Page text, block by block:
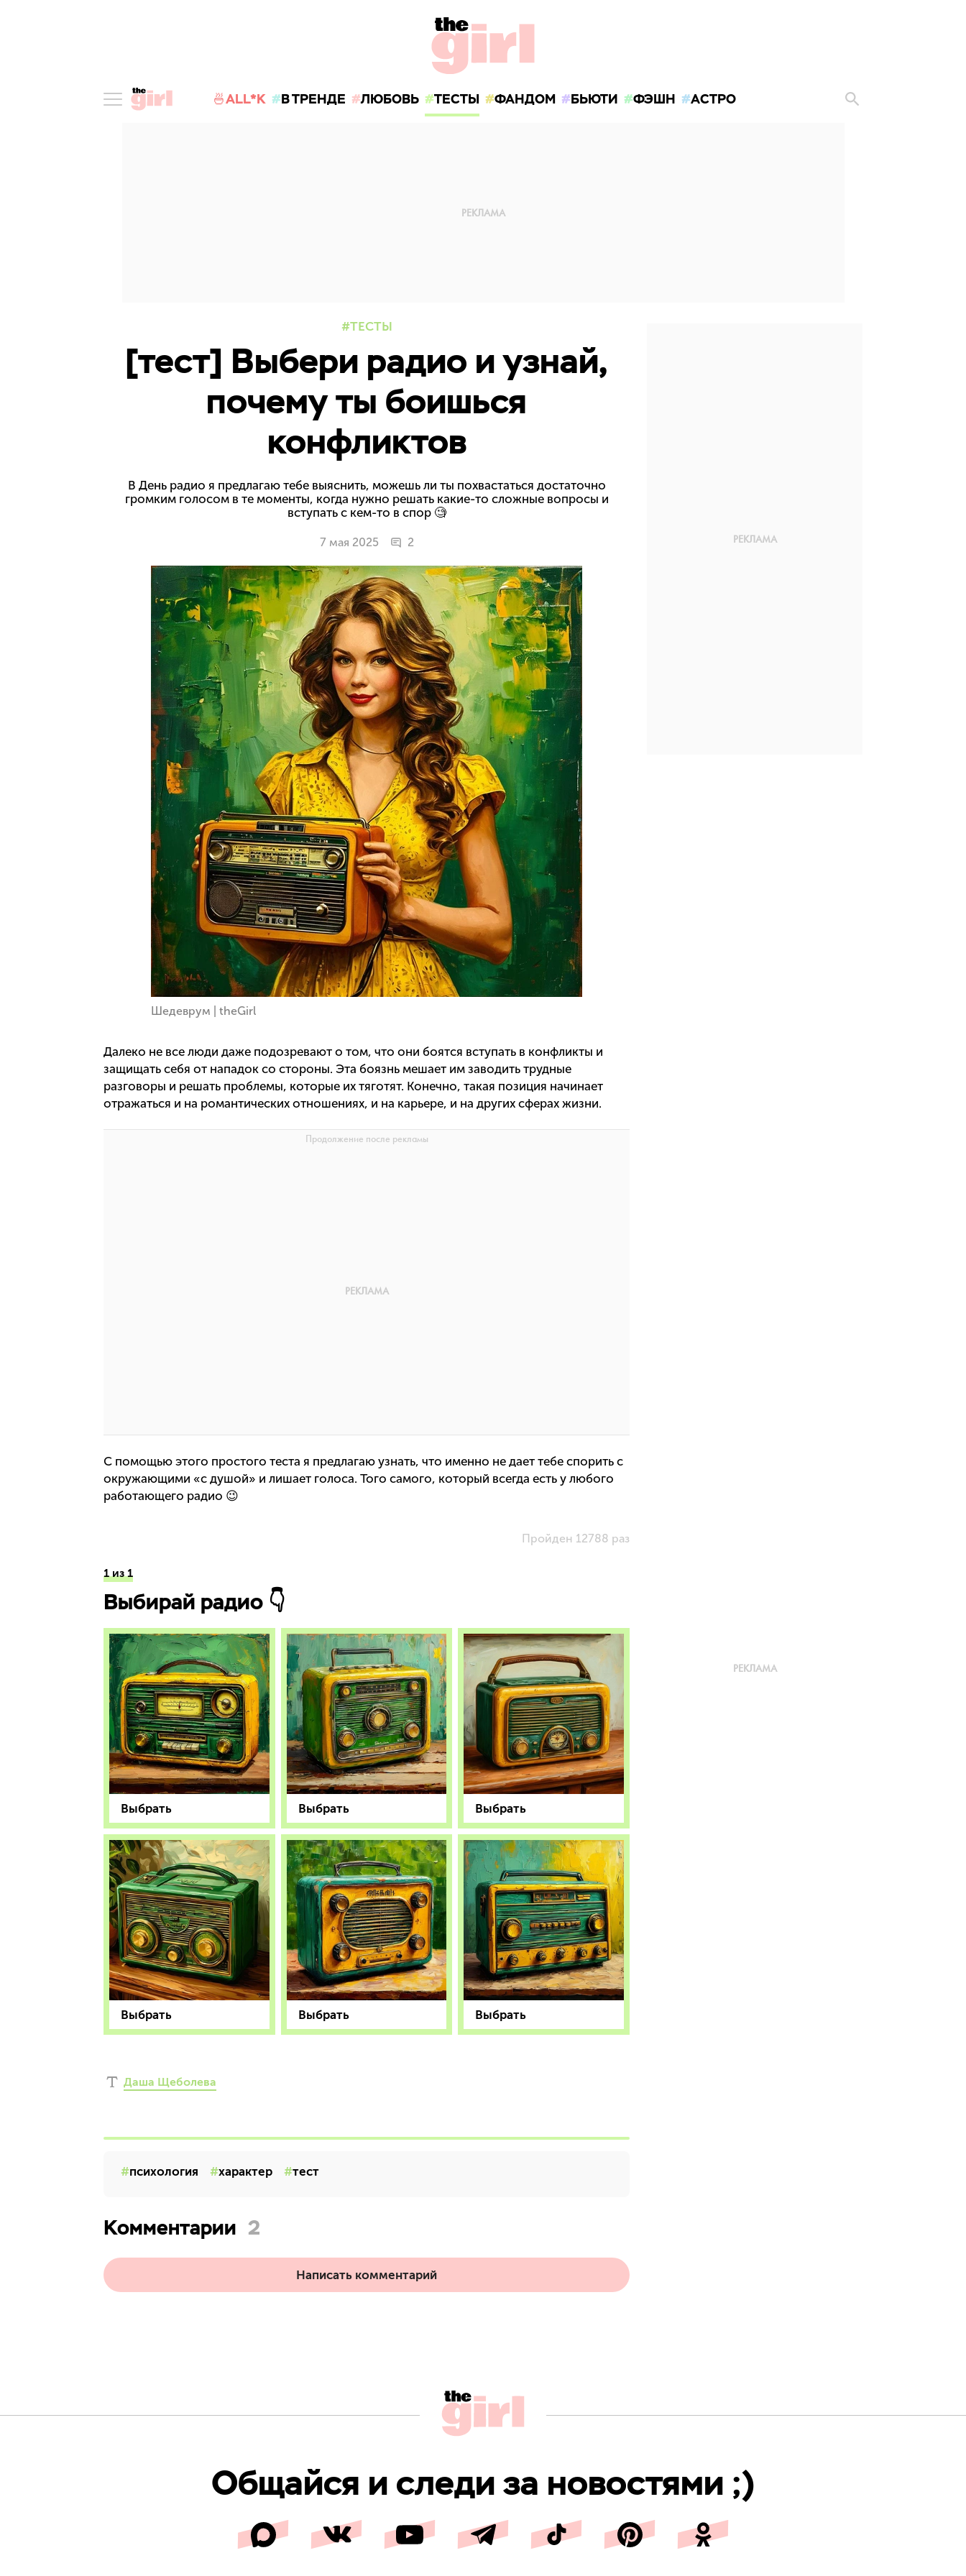
🍜ALL*K В ТРЕНДЕ ЛЮБОВЬ ТЕСТЫ ФАНДОМ БЬЮТИ ФЭШН АСТРО
ТЕСТЫ
[тест] Выбери радио и узнай,
почему ты боишься
конфликтов
В День радио я предлагаю тебе выяснить, можешь ли ты похвастаться достаточно
громким голосом в те моменты, когда нужно решать какие-то сложные вопросы и
вступать с кем-то в спор 🧐
7 мая 2025 2
Шедеврум | theGirl
Далеко не все люди даже подозревают о том, что они боятся вступать в конфликты и
защищать себя от нападок со стороны. Эта боязнь мешает им заводить трудные
разговоры и решать проблемы, которые их тяготят. Конечно, такая позиция начинает
отражаться и на романтических отношениях, и на карьере, и на других сферах жизни.
С помощью этого простого теста я предлагаю узнать, что именно не дает тебе спорить с
окружающими «с душой» и лишает голоса. Того самого, который всегда есть у любого
работающего радио 😉
Пройден 12788 раз
1 из 1
Выбирай радио 👇
Выбрать Выбрать Выбрать
Выбрать Выбрать Выбрать
Даша Щеболева
психология характер тест
Комментарии 2
Написать комментарий
Общайся и следи за новостями ;)